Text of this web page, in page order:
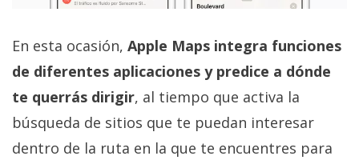
En esta ocasión, Apple Maps integra funciones
de diferentes aplicaciones y predice a dónde
te querrás dirigir, al tiempo que activa la
búsqueda de sitios que te puedan interesar
dentro de la ruta en la que te encuentres para